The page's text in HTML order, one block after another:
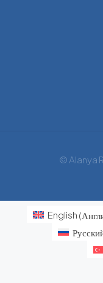
© Alanya
English (